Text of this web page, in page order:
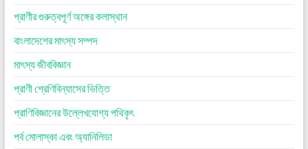
প্রাণীর গুরুত্বপূর্ণ অঙ্গের কলাস্থান
বাংলাদেশের মাৎস্য সম্পদ
মাৎস্য জীববিজ্ঞান
প্রাণী শ্রেণিবিন্যাসের ভিত্তি
প্রাণিবিজ্ঞানের উল্লেখযোগ্য পথিকৃৎ
পর্ব মোলাস্কা এবং অ্যানিলিডা